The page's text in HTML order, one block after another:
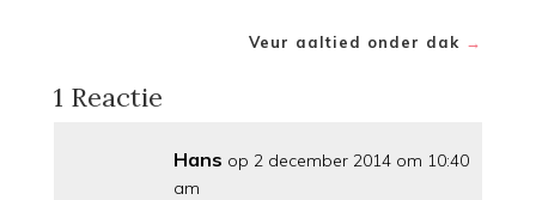
Veur aaltied onder dak →
1 Reactie
Hans op 2 december 2014 om 10:40
am